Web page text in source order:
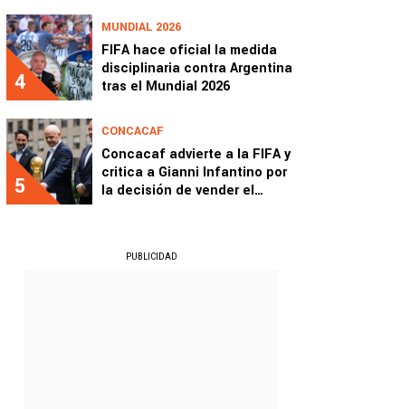
4
MUNDIAL 2026
FIFA hace oficial la medida
disciplinaria contra Argentina
tras el Mundial 2026
5
CONCACAF
Concacaf advierte a la FIFA y
critica a Gianni Infantino por
la decisión de vender el
PUBLICIDAD